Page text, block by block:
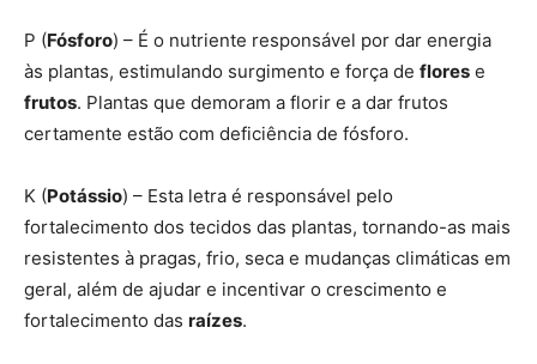
P (Fósforo) – É o nutriente responsável por dar energia
às plantas, estimulando surgimento e força de flores e
frutos. Plantas que demoram a florir e a dar frutos
certamente estão com deficiência de fósforo.
K (Potássio) – Esta letra é responsável pelo
fortalecimento dos tecidos das plantas, tornando-as mais
resistentes à pragas, frio, seca e mudanças climáticas em
geral, além de ajudar e incentivar o crescimento e
fortalecimento das raízes.